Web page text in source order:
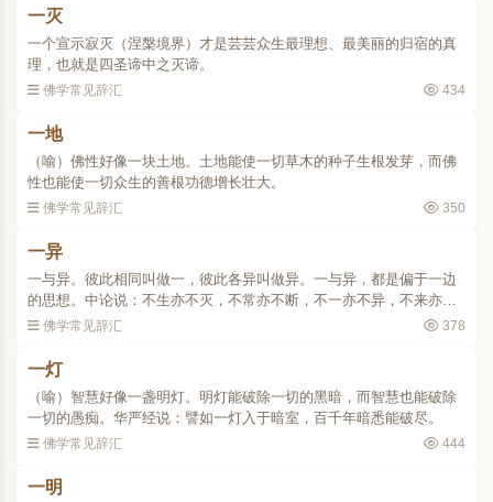
一灭
一个宣示寂灭（涅槃境界）才是芸芸众生最理想、最美丽的归宿的真
理，也就是四圣谛中之灭谛。
佛学常见辞汇 434
一地
（喻）佛性好像一块土地。土地能使一切草木的种子生根发芽，而佛
性也能使一切众生的善根功德增长壮大。
佛学常见辞汇 350
一异
一与异。彼此相同叫做一，彼此各异叫做异。一与异，都是偏于一边
的思想。中论说：不生亦不灭，不常亦不断，不一亦不异，不来亦不
去。佛学常见辞汇 378
一灯
（喻）智慧好像一盏明灯。明灯能破除一切的黑暗，而智慧也能破除
一切的愚痴。华严经说：譬如一灯入于暗室，百千年暗悉能破尽。
佛学常见辞汇 444
一明